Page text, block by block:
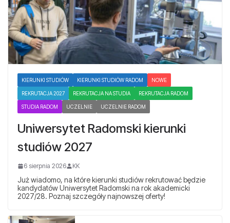
KIERUNKI STUDIÓW KIERUNKI STUDIÓW RADOM NOWE
REKRUTACJA 2027 REKRUTACJA NA STUDIA REKRUTACJA RADOM
STUDIA RADOM UCZELNIE UCZELNIE RADOM
Uniwersytet Radomski kierunki
studiów 2027
6 sierpnia 2026 KK
Już wiadomo, na które kierunki studiów rekrutować będzie
kandydatów Uniwersytet Radomski na rok akademicki
2027/28. Poznaj szczegóły najnowszej oferty!